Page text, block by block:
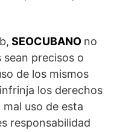
SEOCUBANO no
precisos o
de los mismos
los derechos
uso de esta
responsabilidad